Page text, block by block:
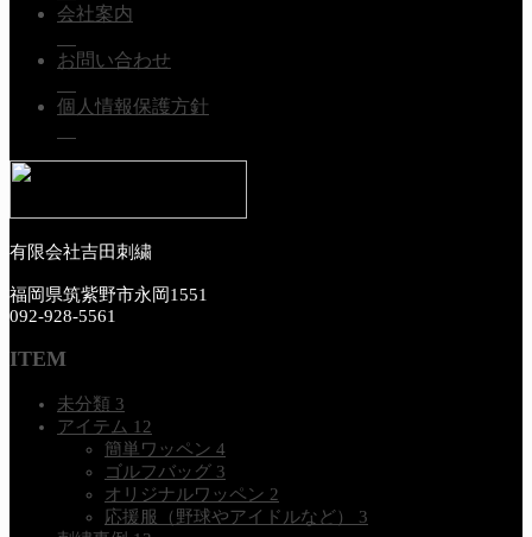
会社案内
お問い合わせ
個人情報保護方針
有限会社吉田刺繍
福岡県筑紫野市永岡1551
092‐928‐5561
ITEM
未分類 3
アイテム 12
簡単ワッペン 4
ゴルフバッグ 3
オリジナルワッペン 2
応援服（野球やアイドルなど） 3